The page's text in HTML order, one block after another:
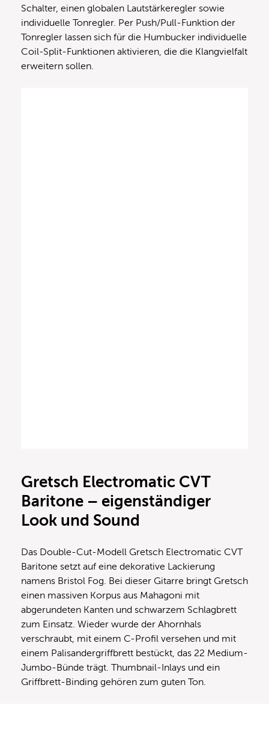
Schalter, einen globalen Lautstärkeregler sowie
individuelle Tonregler. Per Push/Pull-Funktion der
Tonregler lassen sich für die Humbucker individuelle
Coil-Split-Funktionen aktivieren, die die Klangvielfalt
erweitern sollen.
Gretsch Electromatic CVT
Baritone – eigenständiger
Look und Sound
Das Double-Cut-Modell Gretsch Electromatic CVT
Baritone setzt auf eine dekorative Lackierung
namens Bristol Fog. Bei dieser Gitarre bringt Gretsch
einen massiven Korpus aus Mahagoni mit
abgerundeten Kanten und schwarzem Schlagbrett
zum Einsatz. Wieder wurde der Ahornhals
verschraubt, mit einem C-Profil versehen und mit
einem Palisandergriffbrett bestückt, das 22 Medium-
Jumbo-Bünde trägt. Thumbnail-Inlays und ein
Griffbrett-Binding gehören zum guten Ton.